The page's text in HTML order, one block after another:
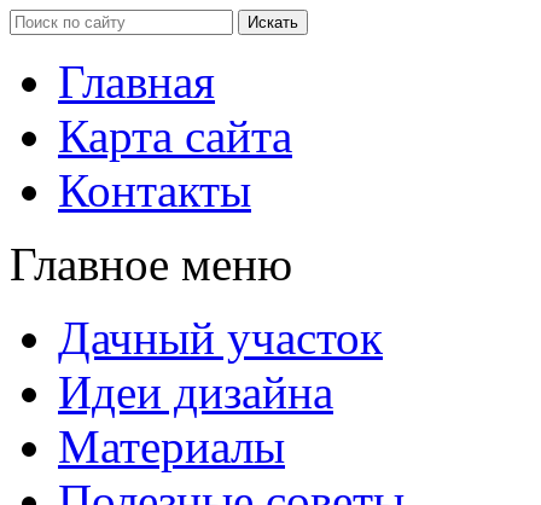
Главная
Карта сайта
Контакты
Главное меню
Дачный участок
Идеи дизайна
Материалы